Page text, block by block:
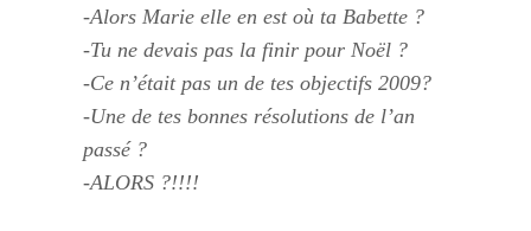
-Alors Marie elle en est où ta Babette ?
-Tu ne devais pas la finir pour Noël ?
-Ce n’était pas un de tes objectifs 2009?
-Une de tes bonnes résolutions de l’an
passé ?
-ALORS ?!!!!